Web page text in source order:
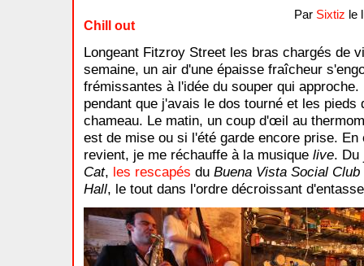
Chill out
Par Sixtiz le
Longeant Fitzroy Street les bras chargés de
semaine, un air d'une épaisse fraîcheur
frémissantes à l'idée du souper qui
pendant que j'avais le dos tourné et les
chameau. Le matin, un coup d'œil au
est de mise ou si l'été garde encore prise.
revient, je me réchauffe à la musique live.
Cat, les rescapés du Buena Vista Social Club
Hall, le tout dans l'ordre décroissant